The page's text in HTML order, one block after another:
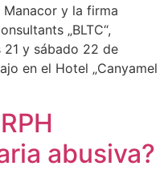
Manacor y la firma
„BLTC“,
21 y sábado 22 de
en el Hotel „Canyamel
abusiva?